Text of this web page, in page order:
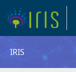
IRIS